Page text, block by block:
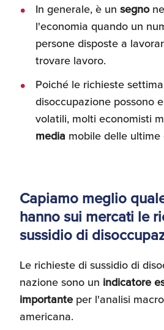
In generale, è un segno
l'economia quando un
persone disposte a
trovare lavoro.
Poiché le richieste
disoccupazione possono
volatili, molti economisti
media mobile delle
Capiamo meglio
hanno sui mercati le
sussidio di
Le richieste di sussidio di
nazione sono un indicatore
importante per l'analisi
americana.